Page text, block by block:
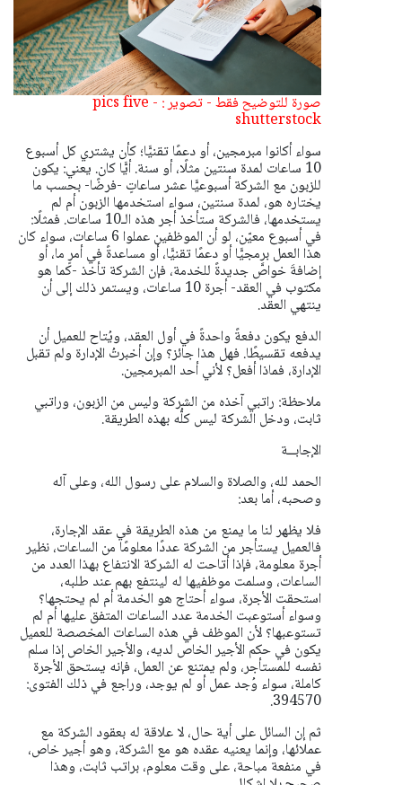
صورة للتوضيح فقط - تصوير : pics five -
shutterstock
سواء أكانوا مبرمجين، أو دعمًا تقنيًّا؛ كأن يشتري كل أسبوع
10 ساعات لمدة سنتين مثلًا، أو سنة. أيًّا كان. يعني: يكون
للزبون مع الشركة أسبوعيًّا عشر ساعاتٍ -فرضًا- بحسب ما
يختاره هو، لمدة سنتين، سواء استخدمها الزبون أم لم
يستخدمها، فالشركة ستأخذ أجر هذه الـ10 ساعات. فمثلًا:
في أسبوع معيّن، لو أن الموظفين عملوا 6 ساعات، سواء كان
هذا العمل برمجيًّا أو دعمًا تقنيًّا، أو مساعدةً في أمرٍ ما، أو
إضافةَ خواصَّ جديدةً للخدمة، فإن الشركة تأخذ -كما هو
مكتوب في العقد- أجرة 10 ساعات، ويستمر ذلك إلى أن
ينتهي العقد.
الدفع يكون دفعةً واحدةً في أول العقد، ويُتاح للعميل أن
يدفعه تقسيطًا. فهل هذا جائز؟ وإن أخبرتُ الإدارة ولم تقبل
الإدارة، فماذا أفعل؟ لأني أحد المبرمجين.
ملاحظة: راتبي آخذه من الشركة وليس من الزبون، وراتبي
ثابت، ودخل الشركة ليس كلُّه بهذه الطريقة.
الإجابــة
الحمد لله، والصلاة والسلام على رسول الله، وعلى آله
وصحبه، أما بعد:
فلا يظهر لنا ما يمنع من هذه الطريقة في عقد الإجارة،
فالعميل يستأجر من الشركة عددًا معلومًا من الساعات، نظير
أجرة معلومة، فإذا أتاحت له الشركة الانتفاع بهذا العدد من
الساعات، وسلمت موظفيها له لينتفع بهم عند طلبه،
استحقت الأجرة، سواء أحتاج هو الخدمة أم لم يحتجها؟
وسواء أستوعبت الخدمة عدد الساعات المتفق عليها أم لم
تستوعبها؟ لأن الموظف في هذه الساعات المخصصة للعميل
يكون في حكم الأجير الخاص لديه، والأجير الخاص إذا سلم
نفسه للمستأجر، ولم يمتنع عن العمل، فإنه يستحق الأجرة
كاملة، سواء وُجد عمل أو لم يوجد، وراجع في ذلك الفتوى:
394570.
ثم إن السائل على أية حال، لا علاقة له بعقود الشركة مع
عملائها، وإنما يعنيه عقده هو مع الشركة، وهو أجير خاص،
في منفعة مباحة، على وقت معلوم، براتب ثابت، وهذا